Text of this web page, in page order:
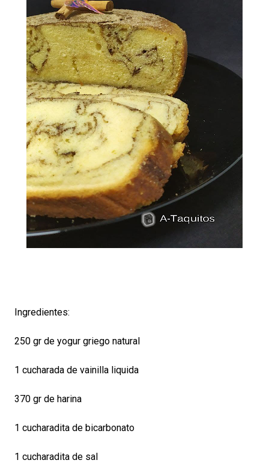
Ingredientes:
250 gr de yogur griego natural
1 cucharada de vainilla liquida
370 gr de harina
1 cucharadita de bicarbonato
1 cucharadita de sal